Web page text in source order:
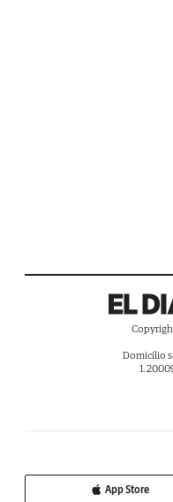
Domicilio
1.
App Store